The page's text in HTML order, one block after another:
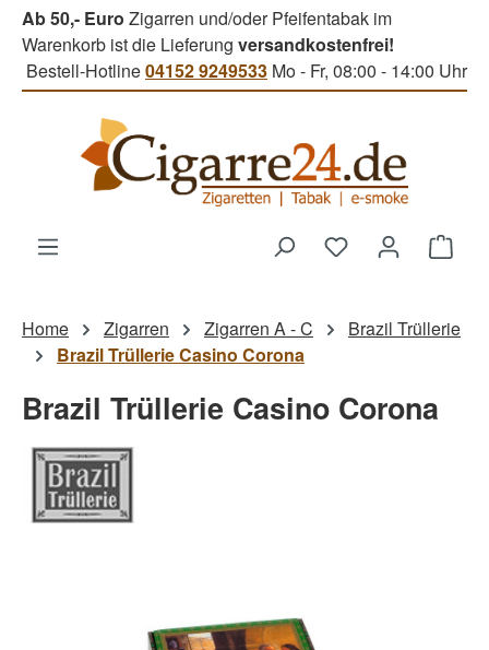
Zum Hauptinhalt springen
Ab 50,- Euro Zigarren und/oder Pfeifentabak im
Warenkorb ist die Lieferung versandkostenfrei!
Bestell-Hotline04152 9249533 Mo - Fr, 08:00 - 14:00 Uhr
Du hast 0
Home Zigarren Zigarren A - C
Brazil Trüllerie
Brazil Trüllerie Casino Corona
Brazil Trüllerie Casino Corona